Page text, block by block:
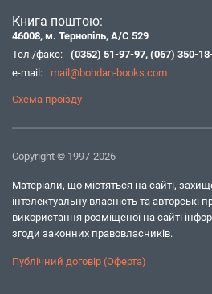
Книга поштою:
46008, м. Тернопіль, А/С 529
Тел./факс:
(0352) 51-97-97, (067) 350-
e-mail:
mail@bohdan-books.com
Схема проїзду
Copyright © 1997-2026
Матеріали, що містяться на сайті,
інтелектуальну власність та авторські
використання розміщеної на сайті
згоди законних правовласників.
Публічний договір (Оферта)